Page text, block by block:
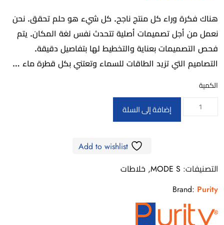
هناك فكرة وراء كل منتج ناجح. كل شيء هو حلم تحقق. نحن
نعمل من أجل تصميمات أصلية تتحدث نفس لغة المكان. يتم
فحص التصميمات بعناية والتخطيط لها بتفاصيل دقيقة.
التصاميم التي تزيد الطاقات للسماء وتعتني بكل قطرة ماء …
الكمية
كمية
PU15782024,
SLIDING
SET
إضافة إلى السلة
Add to wishlist
التصنيفات: MODE S
, خلاطات
Brand: Purity